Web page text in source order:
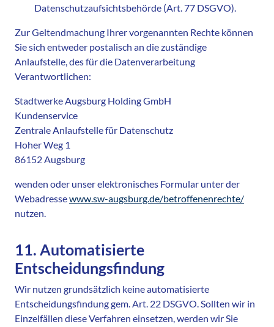
Datenschutzaufsichtsbehörde (Art. 77 DSGVO).
Zur Geltendmachung Ihrer vorgenannten Rechte können
Sie sich entweder postalisch an die zuständige
Anlaufstelle, des für die Datenverarbeitung
Verantwortlichen:
Stadtwerke Augsburg Holding GmbH
Kundenservice
Zentrale Anlaufstelle für Datenschutz
Hoher Weg 1
86152 Augsburg
wenden oder unser elektronisches Formular unter der
Webadressewww.sw-augsburg.de/betroffenenrechte/
nutzen.
11. Automatisierte
Entscheidungsfindung
Wir nutzen grundsätzlich keine automatisierte
Entscheidungsfindung gem. Art. 22 DSGVO. Sollten wir in
Einzelfällen diese Verfahren einsetzen, werden wir Sie